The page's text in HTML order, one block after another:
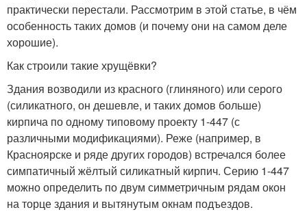
практически перестали. Рассмотрим в этой статье, в чём
особенность таких домов (и почему они на самом деле
хорошие).
Как строили такие хрущёвки?
Здания возводили из красного (глиняного) или серого
(силикатного, он дешевле, и таких домов больше)
кирпича по одному типовому проекту 1-447 (с
различными модификациями). Реже (например, в
Красноярске и ряде других городов) встречался более
симпатичный жёлтый силикатный кирпич. Серию 1-447
можно определить по двум симметричным рядам окон
на торце здания и вытянутым окнам подъездов.